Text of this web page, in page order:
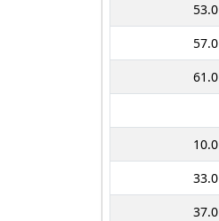
53.0
57.0
61.0
10.0
33.0
37.0